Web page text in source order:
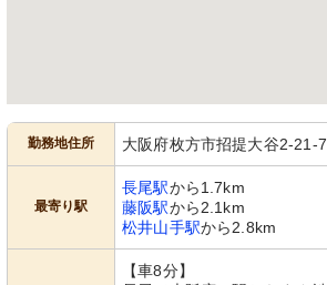
勤務地住所 大阪府枚方市招提大谷2-21-7
最寄り駅
長尾駅から1.7km
藤阪駅から2.1km
松井山手駅から2.8km
【車8分】